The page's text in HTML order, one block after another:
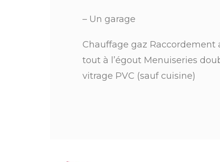
– Un garage
Chauffage gaz Raccordement
tout à l’égout Menuiseries
vitrage PVC (sauf cuisine)